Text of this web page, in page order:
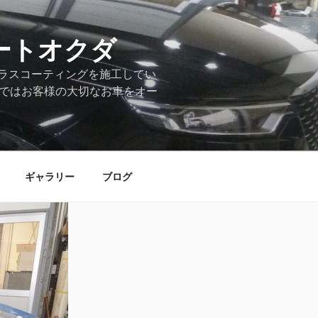
トオクダ
スコーティングを施工してい
はお客様の大切なお車をオー
ギャラリー ブログ